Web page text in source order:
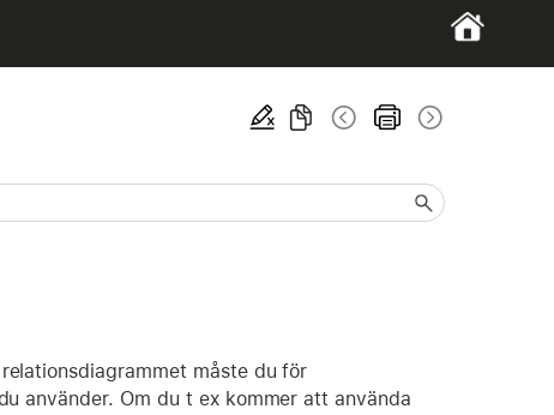
måste du för
använder. Om du t ex kommer att använda